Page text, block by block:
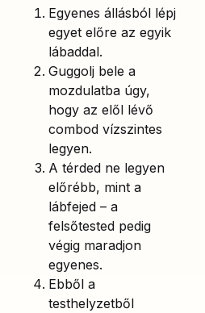
Egyenes állásból lépj
egyet előre az egyik
lábaddal.
Guggolj bele a
mozdulatba úgy,
hogy az elől lévő
combod vízszintes
legyen.
A térded ne legyen
előrébb, mint a
lábfejed – a
felsőtested pedig
végig maradjon
egyenes.
Ebből a
testhelyzetből